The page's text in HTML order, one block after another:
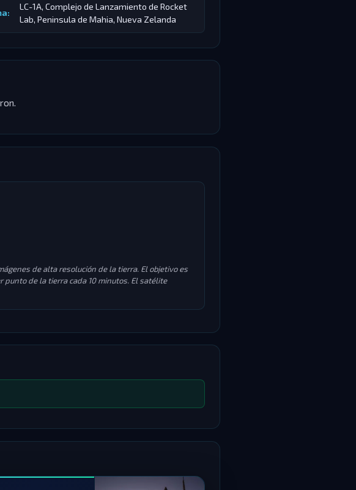
LC-1A, Complejo de Lanzamiento de Rocket
Lab, Peninsula de Mahia, Nueva Zelanda
de alta resolución de la tierra. El objetivo es
de la tierra cada 10 minutos. El satélite